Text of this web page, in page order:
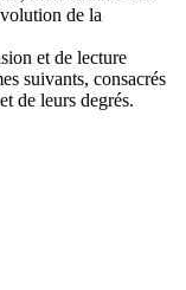
de la
et de lecture
suivants, consacrés
de leurs degrés.